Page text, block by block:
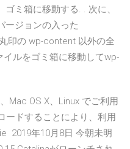
ミ箱に移動する. . 次に、
ージョンの入った
印の wp-content 以外の全
ルをゴミ箱に移動してwp-
Mac OS X、Linux でご利用
ードすることにより、利用
2019年10月8日 今朝未明